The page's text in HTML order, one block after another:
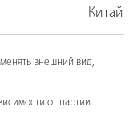
Китай
внешний вид,
от партии